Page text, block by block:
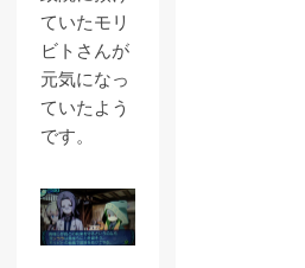
ていたモリ
ビトさんが
元気になっ
ていたよう
です。